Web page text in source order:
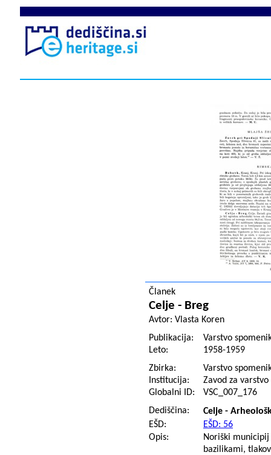
Članek
Celje - Breg
Avtor: Vlasta Koren
Publikacija:
Varstvo
Leto:
1958-1959
Zbirka:
Varstvo
Institucija:
Zavod za
Globalni ID:
VSC_007_176
Dediščina:
Celje -
EŠD:
EŠD: 56
Opis:
Noriški municipij
bazilikami,